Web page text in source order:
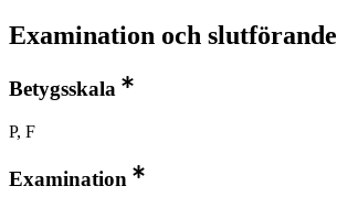
Examination och slutförande
Betygsskala
P, F
Examination